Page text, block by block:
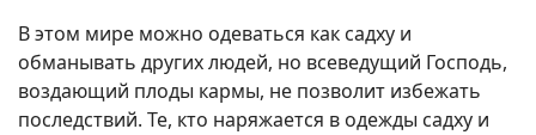
В этом мире можно одеваться как садху и
обманывать других людей, но всеведущий Господь,
воздающий плоды кармы, не позволит избежать
последствий. Те, кто наряжается в одежды садху и